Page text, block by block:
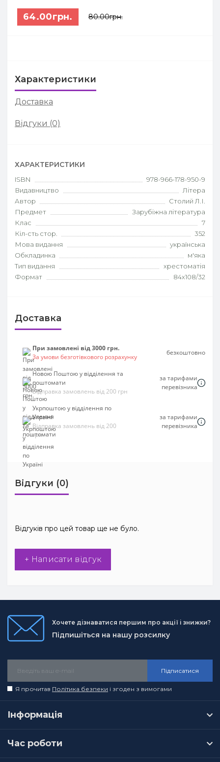
64.00грн. 80.00грн.
Характеристики
Доставка
Відгуки (0)
ХАРАКТЕРИСТИКИ
ISBN
978-966-178-950-9
Видавництво
Літера
Автор
Столий Л.І.
Предмет
Зарубіжна література
Клас
7
Кіл-сть стор.
352
Мова видання
українська
Обкладинка
м'яка
Тип видання
хрестоматія
Формат
84х108/32
Доставка
При замовлені від 3000 грн.
За умови безготівкового розрахунку
безкоштовно
Новою Поштою у відділення та
поштомати
Відправка замовлень від 200 грн
за тарифами
перевізника
Укрпоштою у відділення по
Україні
Відправка замовлень від 200
грн
за тарифами
перевізника
Відгуки (0)
Відгуків про цей товар ще не було.
+ Написати відгук
Хочете дізнаватися першим про акції і знижки?
Підпишіться на нашу розсилку
Підписатися
Я прочитав Політика безпеки і згоден з вимогами
Інформація
Час роботи